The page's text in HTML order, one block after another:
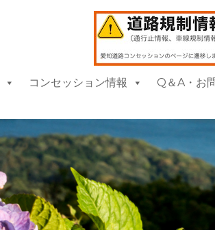
コンセッション情報 Q＆A・お